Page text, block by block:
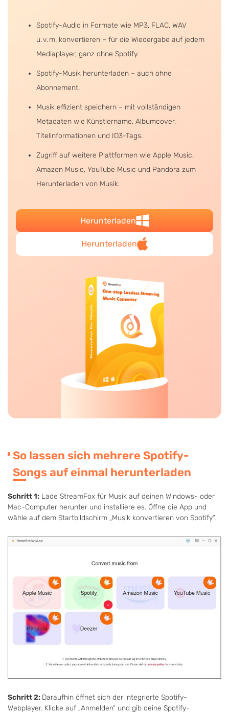
Spotify-Audio in Formate wie MP3, FLAC, WAV
u. v. m. konvertieren – für die Wiedergabe auf jedem
Mediaplayer, ganz ohne Spotify.
Spotify-Musik herunterladen – auch ohne
Abonnement.
Musik effizient speichern – mit vollständigen
Metadaten wie Künstlername, Albumcover,
Titelinformationen und ID3-Tags.
Zugriff auf weitere Plattformen wie Apple Music,
Amazon Music, YouTube Music und Pandora zum
Herunterladen von Musik.
Herunterladen
Herunterladen
So lassen sich mehrere Spotify-
Songs auf einmal herunterladen
Schritt 1: Lade StreamFox für Musik auf deinen Windows- oder
Mac-Computer herunter und installiere es. Öffne die App und
wähle auf dem Startbildschirm „Musik konvertieren von Spotify“.
Schritt 2: Daraufhin öffnet sich der integrierte Spotify-
Webplayer. Klicke auf „Anmelden“ und gib deine Spotify-